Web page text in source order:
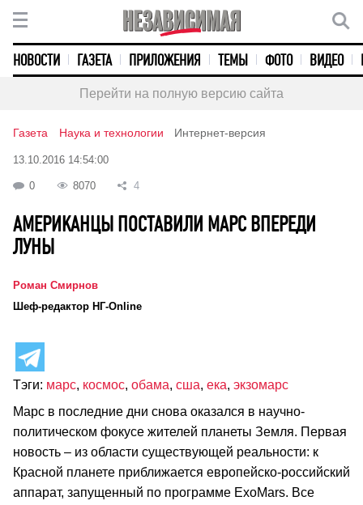
НОВОСТИ ГАЗЕТА ПРИЛОЖЕНИЯ ТЕМЫ ФОТО ВИДЕО
Перейти на полную версию сайта
Газета Наука и технологии Интернет-версия
13.10.2016 14:54:00
0 8070 4
АМЕРИКАНЦЫ ПОСТАВИЛИ МАРС ВПЕРЕДИ
ЛУНЫ
Роман Смирнов
Шеф-редактор НГ-Online
Тэги: марс, космос, обама, сша, ека, экзомарс
Марс в последние дни снова оказался в научно-
политическом фокусе жителей планеты Земля. Первая
новость – из области существующей реальности: к
Красной планете приближается европейско-российский
аппарат, запущенный по программе ExoMars. Все